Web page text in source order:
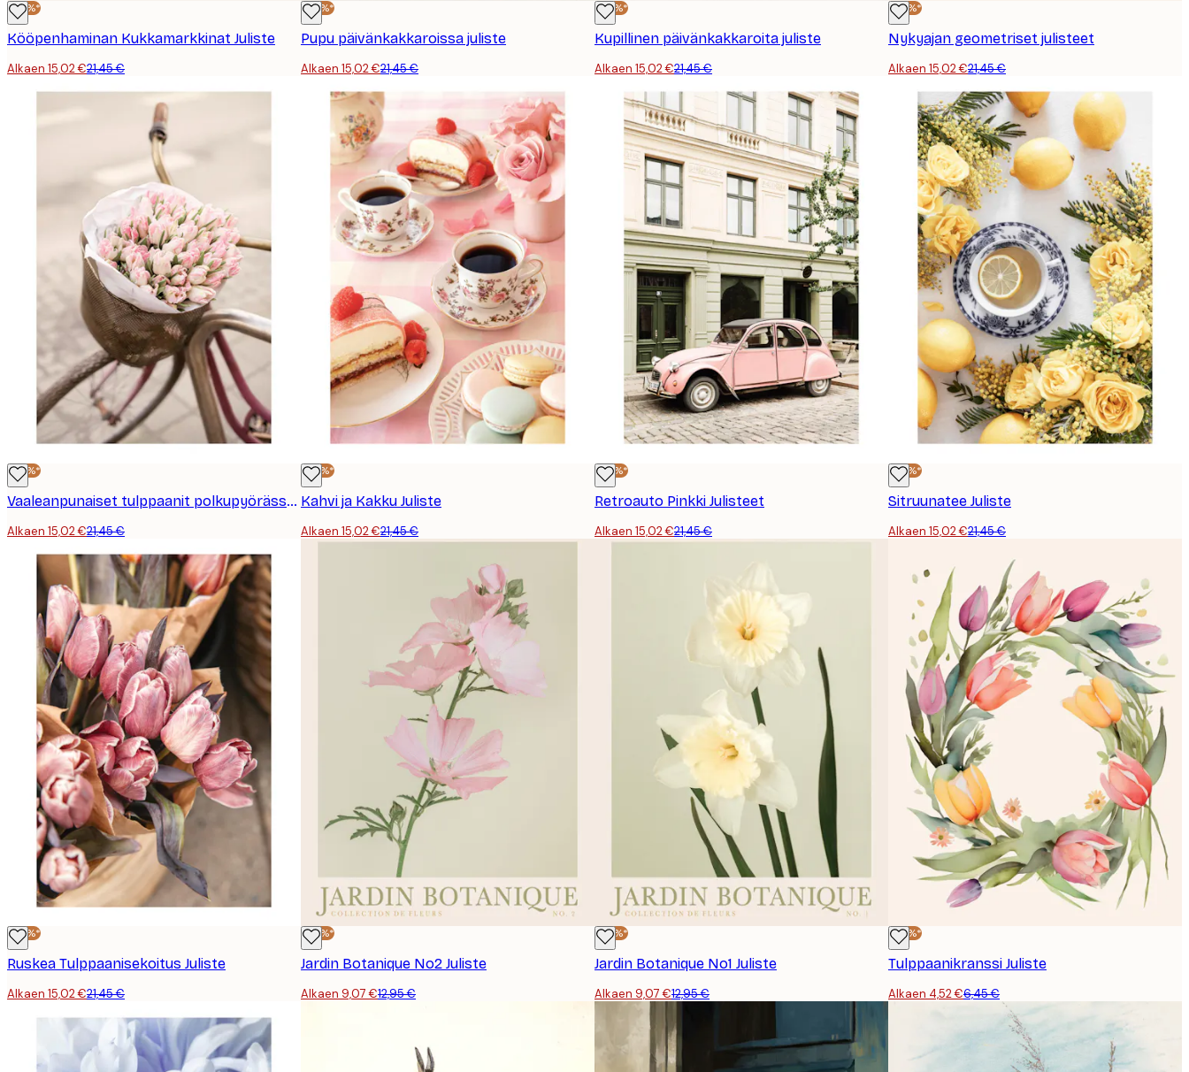
-30%*
Kööpenhaminan Kukkamarkkinat Juliste
Alkaen 15,02 €21,45 €
-30%*
Pupu päivänkakkaroissa juliste
Alkaen 15,02 €21,45 €
-30%*
Kupillinen päivänkakkaroita juliste
Alkaen 15,02 €21,45 €
-30%*
Nykyajan geometriset julisteet
Alkaen 15,02 €21,45 €
-30%*
Vaaleanpunaiset tulppaanit polkupyörässä juliste
Alkaen 15,02 €21,45 €
-30%*
Kahvi ja Kakku Juliste
Alkaen 15,02 €21,45 €
-30%*
Retroauto Pinkki Julisteet
Alkaen 15,02 €21,45 €
-30%*
Sitruunatee Juliste
Alkaen 15,02 €21,45 €
-30%*
Ruskea Tulppaanisekoitus Juliste
Alkaen 15,02 €21,45 €
-30%*
Jardin Botanique No2 Juliste
Alkaen 9,07 €12,95 €
-30%*
Jardin Botanique No1 Juliste
Alkaen 9,07 €12,95 €
-30%*
Tulppaanikranssi Juliste
Alkaen 4,52 €6,45 €